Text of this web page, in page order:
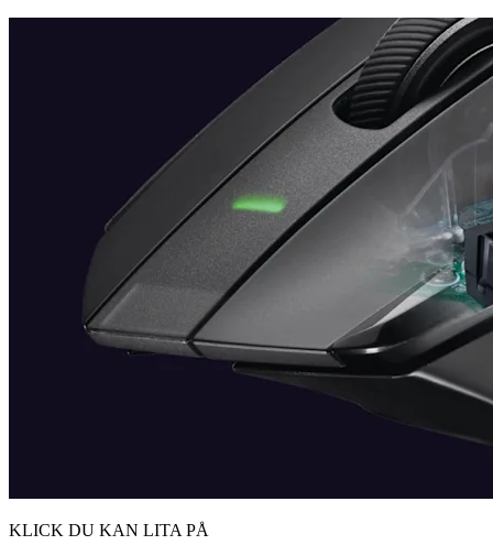
KLICK DU KAN LITA PÅ